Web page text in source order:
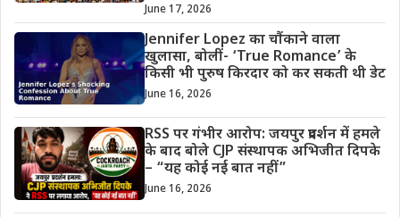
June 17, 2026
Jennifer Lopez का चौंकाने वाला
खुलासा, बोलीं- ‘True Romance’ के
किसी भी पुरुष किरदार को कर सकती थी डेट
June 16, 2026
RSS पर गंभीर आरोप: जयपुर प्रदर्शन में हमले
के बाद बोले CJP संस्थापक अभिजीत दिपके
– “यह कोई नई बात नहीं”
June 16, 2026